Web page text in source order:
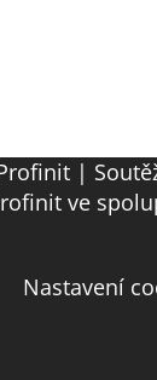
|
ve
Nastavení